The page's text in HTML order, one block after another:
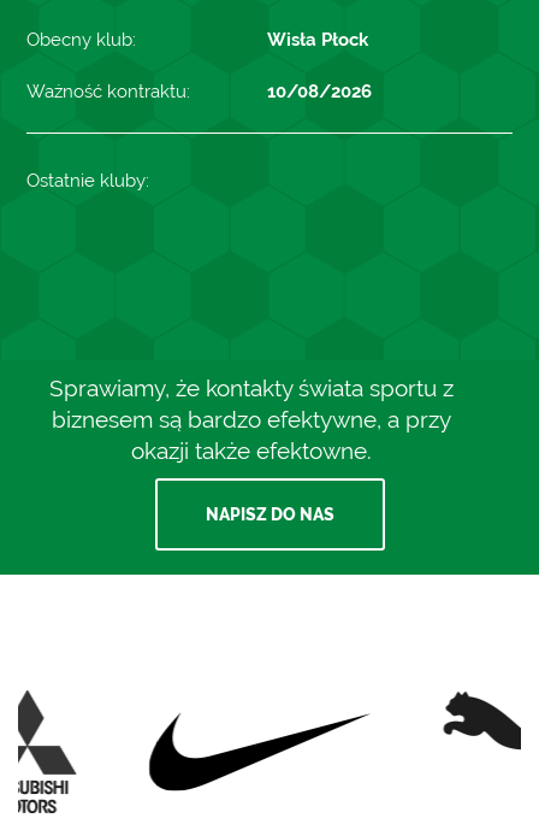
Obecny klub: Wisła Płock
Ważność kontraktu: 10/08/2026
Ostatnie kluby:
Sprawiamy, że kontakty świata sportu z
biznesem są bardzo efektywne, a przy
okazji także efektowne.
NAPISZ DO NAS